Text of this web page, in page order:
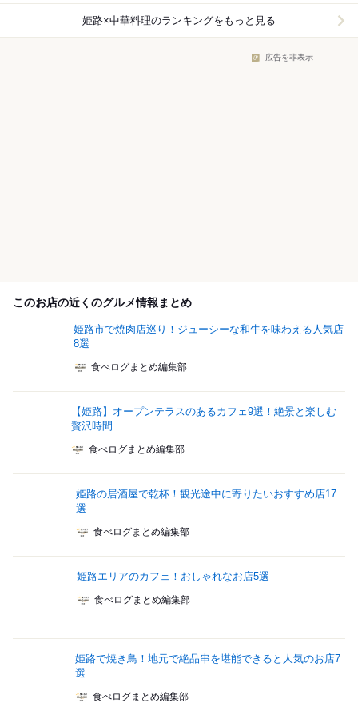
姫路×中華料理のランキングをもっと見る
広告を非表示
このお店の近くのグルメ情報まとめ
姫路市で焼肉店巡り！ジューシーな和牛を味わえる人気店
8選
食べログまとめ編集部
【姫路】オープンテラスのあるカフェ9選！絶景と楽しむ
贅沢時間
食べログまとめ編集部
姫路の居酒屋で乾杯！観光途中に寄りたいおすすめ店17
選
食べログまとめ編集部
姫路エリアのカフェ！おしゃれなお店5選
食べログまとめ編集部
姫路で焼き鳥！地元で絶品串を堪能できると人気のお店7
選
食べログまとめ編集部